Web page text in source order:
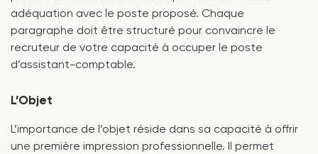
adéquation avec le poste proposé. Chaque
paragraphe doit être structuré pour convaincre le
recruteur de votre capacité à occuper le poste
d’assistant-comptable.
L’Objet
L’importance de l’objet réside dans sa capacité à offrir
une première impression professionnelle. Il permet